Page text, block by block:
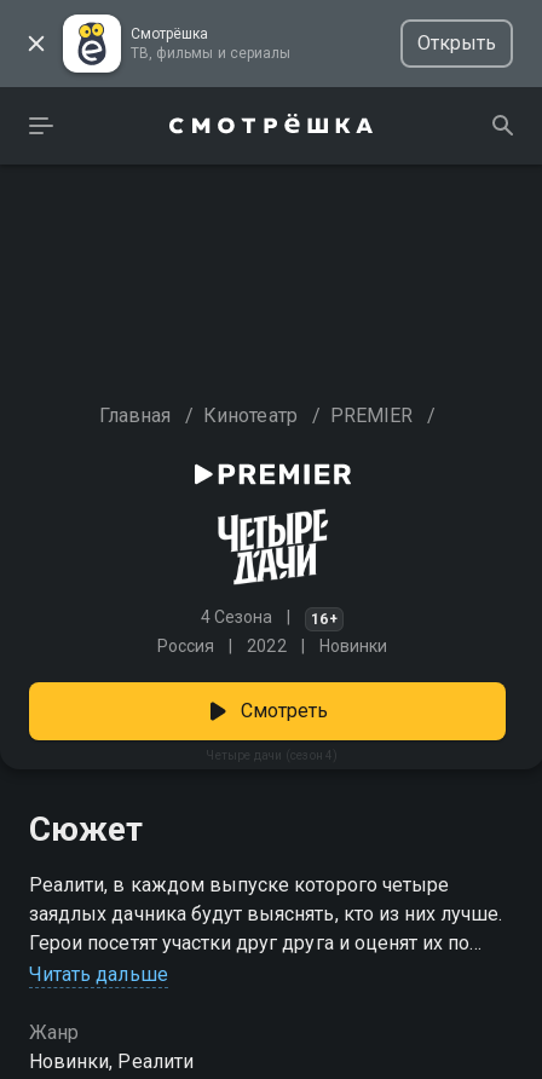
Смотрёшка
ТВ, фильмы и сериалы
Открыть
Главная / Кинотеатр / PREMIER /
4 Сезона 16+
Россия 2022 Новинки
Четыре дачи (сезон 4)
Смотреть
Сюжет
Реалити, в каждом выпуске которого четыре
заядлых дачника будут выяснять, кто из них лучше.
Герои посетят участки друг друга и оценят их по
ряду параметров: дом, огород и гостеприимство.
получит всенародное признание!
Читать дальше
Жанр
Новинки, Реалити